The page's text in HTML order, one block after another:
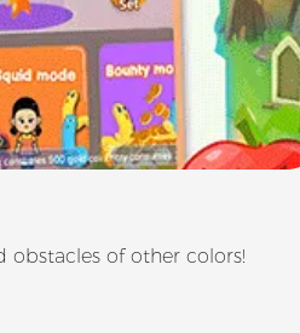
of other colors!